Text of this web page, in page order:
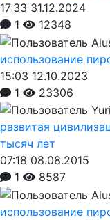
17:33 31.12.2024
1
12348
использование
15:03 12.10.2023
1
23306
развитая
тысяч лет
07:18 08.08.2015
1
8587
использование